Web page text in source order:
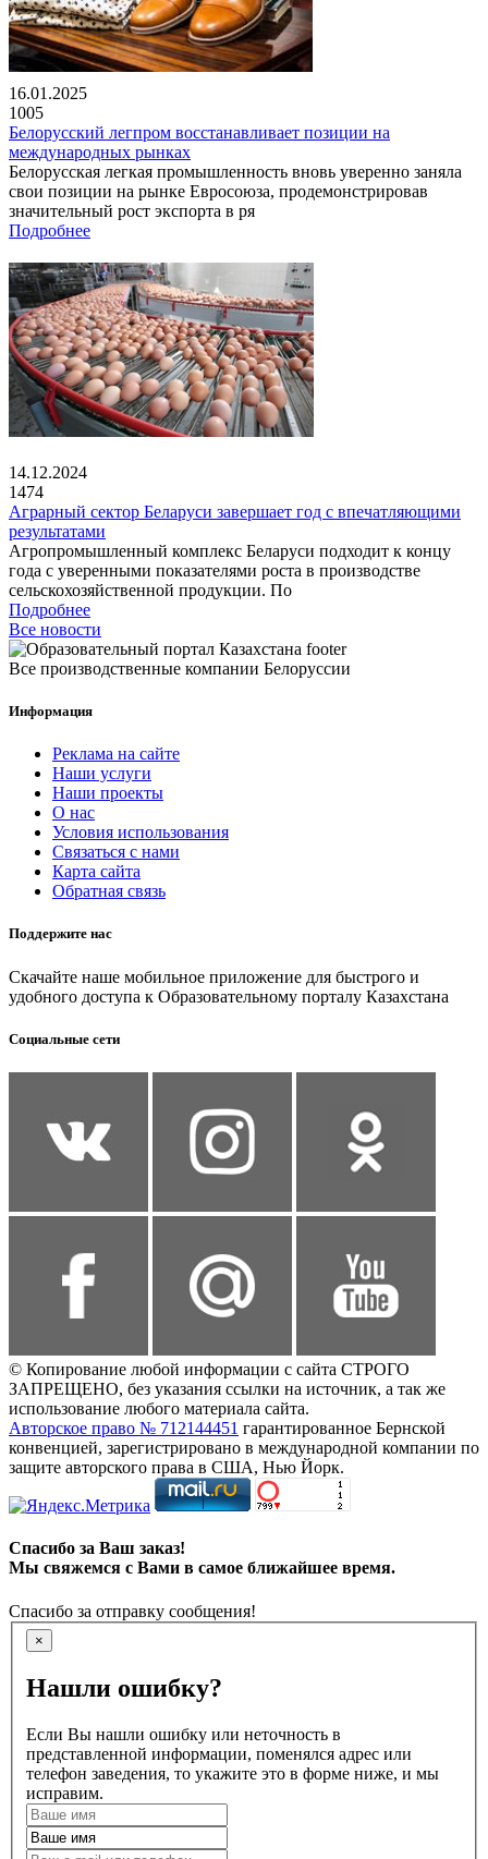
16.01.2025
1005
Белорусский легпром восстанавливает позиции на
международных рынках
Белорусская легкая промышленность вновь уверенно заняла
свои позиции на рынке Евросоюза, продемонстрировав
значительный рост экспорта в ря
Подробнее
14.12.2024
1474
Аграрный сектор Беларуси завершает год с впечатляющими
результатами
Агропромышленный комплекс Беларуси подходит к концу
года с уверенными показателями роста в производстве
сельскохозяйственной продукции. По
Подробнее
Все новости
Все производственные компании Белоруссии
Информация
Реклама на сайте
Наши услуги
Наши проекты
О нас
Условия использования
Связаться с нами
Карта сайта
Обратная связь
Поддержите нас
Скачайте наше мобильное приложение для быстрого и
удобного доступа к Образовательному порталу Казахстана
Социальные сети
© Копирование любой информации с сайта СТРОГО
ЗАПРЕЩЕНО, без указания ссылки на источник, а так же
использование любого материала сайта.
Авторское право № 712144451 гарантированное Бернской
конвенцией, зарегистрировано в международной компании по
защите авторского права в США, Нью Йорк.
Спасибо за Ваш заказ!
Мы свяжемся с Вами в самое ближайшее время.
Спасибо за отправку сообщения!
×
Нашли ошибку?
Если Вы нашли ошибку или неточность в
представленной информации, поменялся адрес или
телефон заведения, то укажите это в форме ниже, и мы
исправим.